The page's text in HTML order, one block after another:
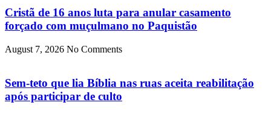
Cristã de 16 anos luta para anular casamento
forçado com muçulmano no Paquistão
August 7, 2026 No Comments
Sem-teto que lia Bíblia nas ruas aceita reabilitação
após participar de culto